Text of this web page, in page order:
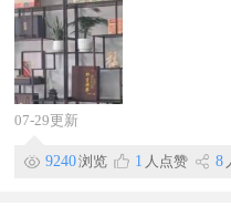
讲师1名
薪资：底薪3500元+满勤+提成
团队经理1名
薪资：底薪4000元+满勤+提成
岗位要求：有责任心，服从
可，踏实肯干。
地址：珲春市
07-29更新
9240浏览 1 人点赞 8